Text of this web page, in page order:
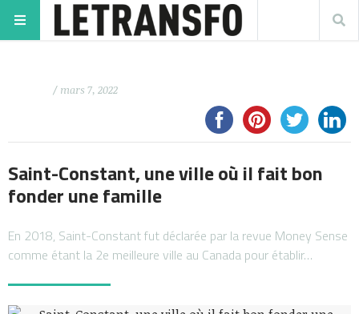
/ mars 7, 2022
Saint-Constant, une ville où il fait bon
fonder une famille
En 2018, Saint-Constant fut déclarée par la revue Money Sense
comme étant la 2e meilleure ville au Canada pour établir…